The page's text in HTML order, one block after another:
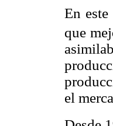
En
que
el